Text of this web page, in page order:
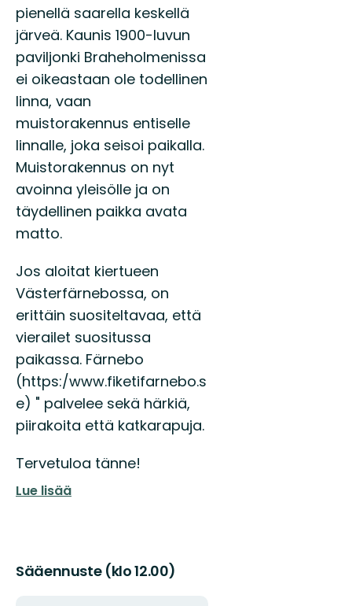
pienellä saarella keskellä
järveä. Kaunis 1900-luvun
paviljonki Braheholmenissa
ei oikeastaan ole todellinen
linna, vaan
muistorakennus entiselle
linnalle, joka seisoi paikalla.
Muistorakennus on nyt
avoinna yleisölle ja on
täydellinen paikka avata
matto.
Jos aloitat kiertueen
Västerfärnebossa, on
erittäin suositeltavaa, että
vierailet suositussa
paikassa. Färnebo
(https:/www.fiketifarnebo.s
e) " palvelee sekä härkiä,
piirakoita että katkarapuja.
Tervetuloa tänne!
Lue lisää
Sääennuste (klo 12.00)